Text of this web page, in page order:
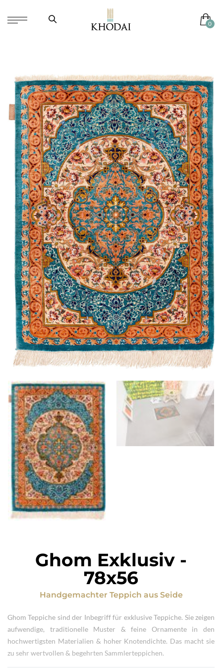
Ghom Exklusiv -
78x56
Handgemachter Teppich aus Seide
Ghom Teppiche sind der Inbegriff für exklusive Teppiche. Sie zeigen
aufwendige, traditionelle Muster & feine Ornamente in den
hochwertigsten Materialien & hoher Knotendichte. Das macht sie
zu sehr wertvollen & begehrten Sammlerteppichen.